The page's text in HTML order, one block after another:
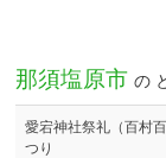
那須塩原市 の
愛宕神社祭礼（百村
つり